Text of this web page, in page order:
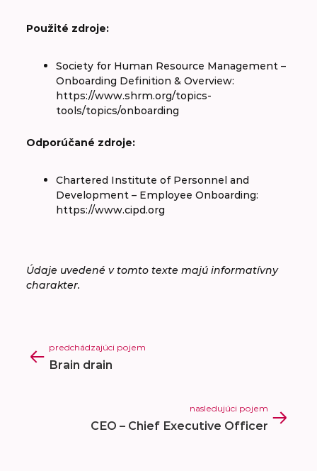
Použité zdroje:
Society for Human Resource Management –
Onboarding Definition & Overview:
https://www.shrm.org/topics-
tools/topics/onboarding
Odporúčané zdroje:
Chartered Institute of Personnel and
Development – Employee Onboarding:
https://www.cipd.org
Údaje uvedené v tomto texte majú informatívny
charakter.
predchádzajúci pojem
Brain drain
nasledujúci pojem
CEO – Chief Executive Officer